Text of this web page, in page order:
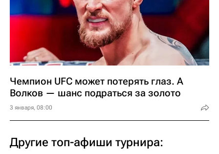
Чемпион UFC может потерять глаз. А
Волков — шанс подраться за золото
3 января, 08:00
Другие топ-афиши турнира: